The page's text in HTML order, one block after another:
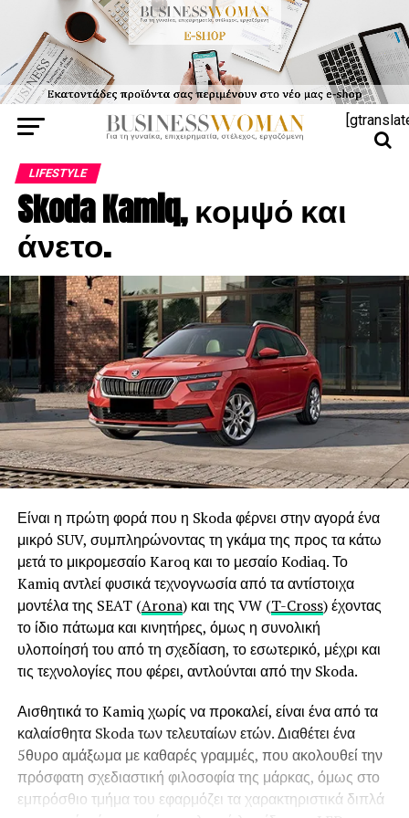
LIFESTYLE
Skoda Kamiq, κομψό και
άνετο.
Είναι η πρώτη φορά που η Skoda φέρνει στην αγορά ένα
μικρό SUV, συμπληρώνοντας τη γκάμα της προς τα κάτω
μετά το μικρομεσαίο Karoq και το μεσαίο Kodiaq. Το
Kamiq αντλεί φυσικά τεχνογνωσία από τα αντίστοιχα
μοντέλα της SEAT (Arona) και της VW (T-Cross) έχοντας
το ίδιο πάτωμα και κινητήρες, όμως η συνολική
υλοποίησή του από τη σχεδίαση, το εσωτερικό, μέχρι και
τις τεχνολογίες που φέρει, αντλούνται από την Skoda.
Αισθητικά το Kamiq χωρίς να προκαλεί, είναι ένα από τα
καλαίσθητα Skoda των τελευταίων ετών. Διαθέτει ένα
5θυρο αμάξωμα με καθαρές γραμμές, που ακολουθεί την
πρόσφατη σχεδιαστική φιλοσοφία της μάρκας, όμως στο
εμπρόσθιο τμήμα του εφαρμόζει τα χαρακτηριστικά διπλά